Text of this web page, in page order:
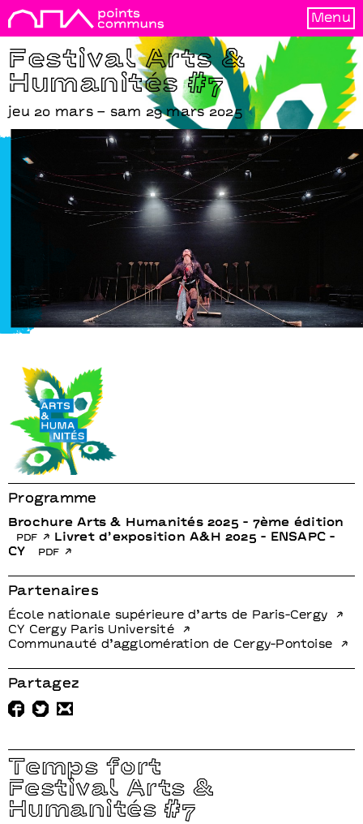
Menu
Festival Arts &
Humanités #7
jeu 20 mars – sam 29 mars 2025
[Philippines / Sri Lanka]
Temps fort
Festival Arts &
Humanités #7
Programme
Brochure Arts & Humanités 2025 - 7ème édition
pdf
Livret d’exposition A&H 2025 - ENSAPC -
CY
pdf
Partenaires
École nationale supérieure d’arts de Paris-Cergy
CY Cergy Paris Université
Communauté d’agglomération de Cergy-Pontoise
Partagez